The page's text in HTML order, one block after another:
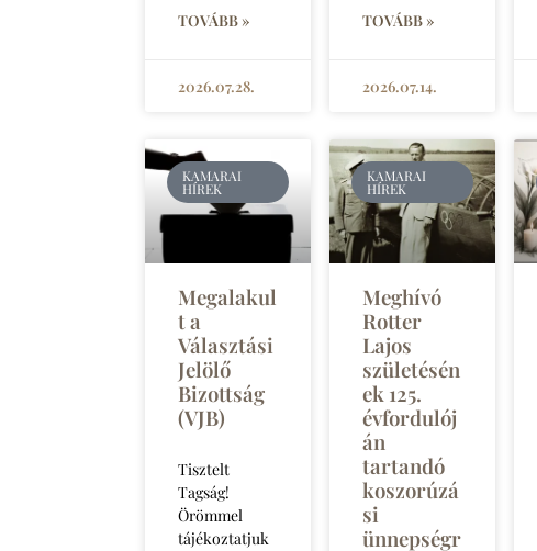
TOVÁBB »
2026.07.28.
TOVÁBB »
2026.07.14.
KAMARAI
HÍREK
Megalakul
t a
Választási
Jelölő
Bizottság
(VJB)
Tisztelt
Tagság!
Örömmel
tájékoztatjuk
KAMARAI
HÍREK
Meghívó
Rotter
Lajos
születésén
ek 125.
évfordulój
án
tartandó
koszorúzá
si
ünnepségr